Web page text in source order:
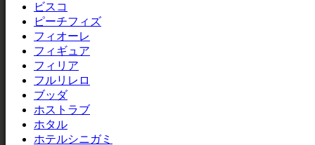
ビスコ
ピーチフィズ
フィオーレ
フィギュア
フィリア
フルリレロ
ブッダ
ホストラブ
ホタル
ホテルシニガミ